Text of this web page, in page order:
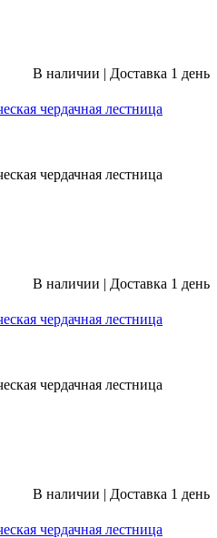
В наличии | Доставка 1 день
чердачная лестница
чердачная лестница
В наличии | Доставка 1 день
чердачная лестница
чердачная лестница
В наличии | Доставка 1 день
чердачная лестница